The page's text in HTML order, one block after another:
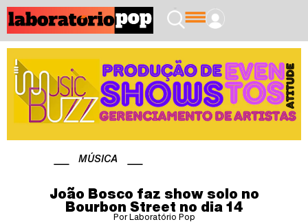
MÚSICA
João Bosco faz show solo no
Bourbon Street no dia 14
Por Laboratório Pop